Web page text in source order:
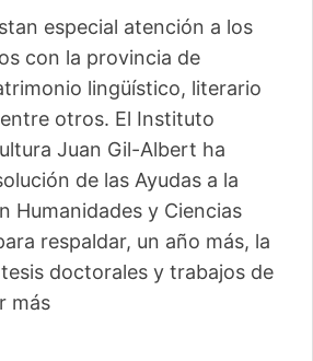
especial atención a los
con la provincia de
lingüístico, literario
otros. El Instituto
Juan Gil-Albert ha
de las Ayudas a la
Humanidades y Ciencias
respaldar, un año más, la
doctorales y trabajos de
más